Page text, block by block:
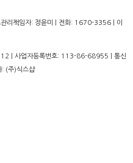
관리책임자: 정윤미 | 전화: 1670-3356 | 이
| 사업자등록번호: 113-86-68955 | 통신
: (주)식스샵